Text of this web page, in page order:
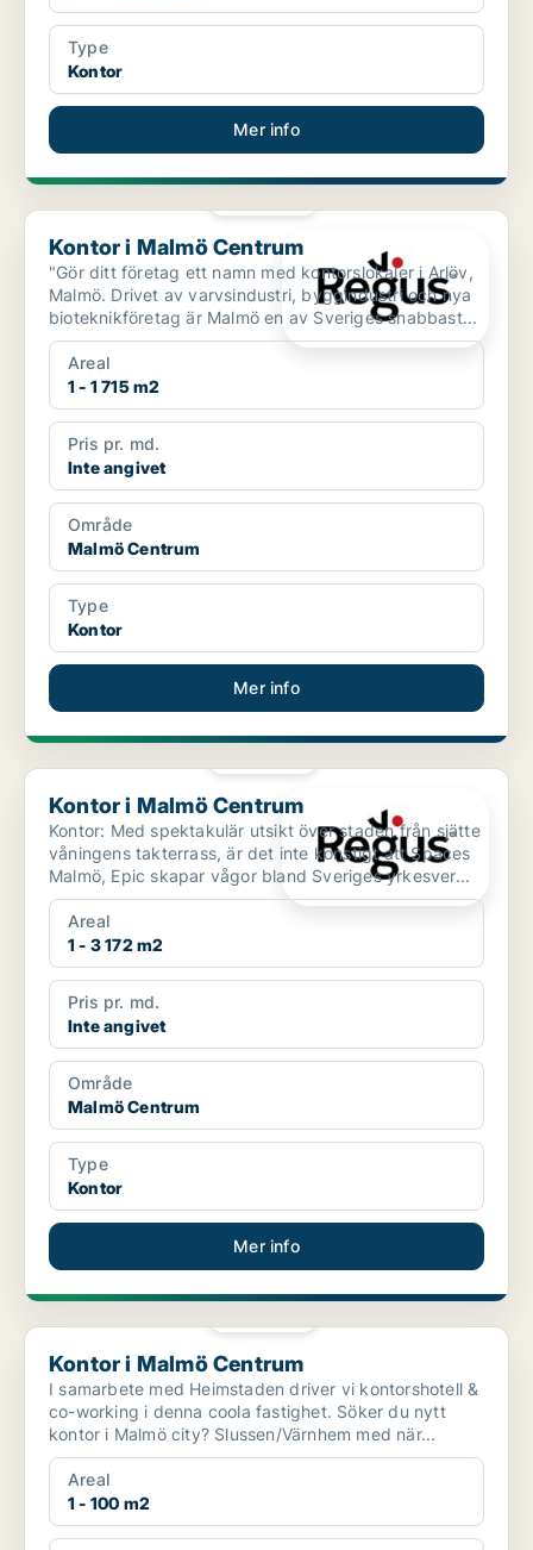
Type
Kontor
Mer info
Kontor i Malmö Centrum
Kontor i Malmö Centrum
"Gör ditt företag ett namn med kontorslokaler i Arlöv,
Malmö. Drivet av varvsindustri, byggindustri och nya
bioteknikföretag är Malmö en av Sveriges snabbast...
Areal
1 - 1 715 m2
Pris pr. md.
Inte angivet
Område
Malmö Centrum
Type
Kontor
Mer info
Kontor i Malmö Centrum
Kontor i Malmö Centrum
Kontor: Med spektakulär utsikt över staden från sjätte
våningens takterrass, är det inte konstigt att Spaces
Malmö, Epic skapar vågor bland Sveriges yrkesver...
Areal
1 - 3 172 m2
Pris pr. md.
Inte angivet
Område
Malmö Centrum
Type
Kontor
Mer info
Kontor i Malmö Centrum
Kontor i Malmö Centrum
I samarbete med Heimstaden driver vi kontorshotell &
co-working i denna coola fastighet. Söker du nytt
kontor i Malmö city? Slussen/Värnhem med när...
Areal
1 - 100 m2